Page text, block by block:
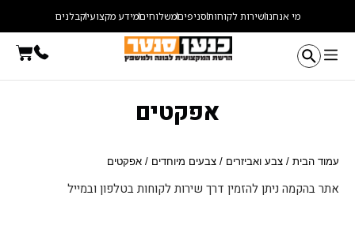
מי אנחנושירות לקוחותסניפיםמשלוחיםמידע מקצועיקבלנים
אפקטים
עמוד הבית / צבע ואביזרים / צבעים מיוחדים / אפקטים
אתר בהקמה ניתן להזמין דרך שירות לקוחות בטלפון ובמייל